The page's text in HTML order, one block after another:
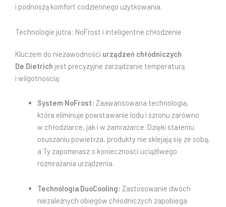
i podnoszą komfort codziennego użytkowania.
Technologie jutra: NoFrost i inteligentne chłodzenie
Kluczem do niezawodności urządzeń chłodniczych
De Dietrich jest precyzyjne zarządzanie temperaturą
i wilgotnością:
System NoFrost: Zaawansowana technologia,
która eliminuje powstawanie lodu i szronu zarówno
w chłodziarce, jak i w zamrażarce. Dzięki stałemu
osuszaniu powietrza, produkty nie sklejają się ze sobą,
a Ty zapominasz o konieczności uciążliwego
rozmrażania urządzenia.
Technologia DuoCooling: Zastosowanie dwóch
niezależnych obiegów chłodniczych zapobiega